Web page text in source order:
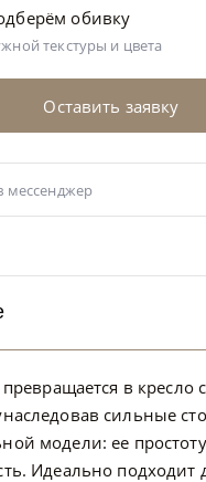
обивку
текстуры и цвета
Оставить заявку
мессенджер
в кресло
сильные
модели: ее
Идеально